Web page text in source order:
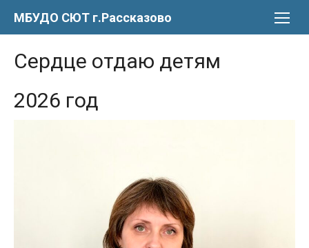
МБУДО СЮТ г.Рассказово
Сердце отдаю детям
2026 год